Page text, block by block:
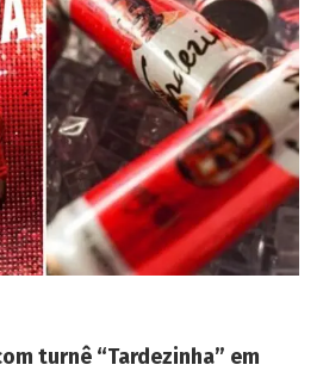
turnê “Tardezinha” em